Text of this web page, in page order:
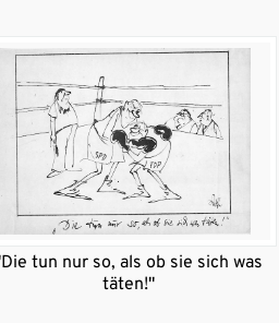
tun nur so, als ob sie sich was
täten!"